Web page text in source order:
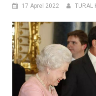
17 Aprel 2022 TURAL